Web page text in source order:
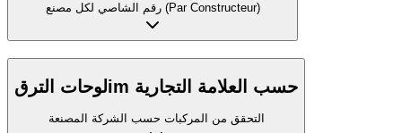
رقم الشاصي لكل مصنع (Par Constructeur)
لوحات الترقim حسب العلامة التجارية
التحقق من المركبات حسب الشركة المصنعة